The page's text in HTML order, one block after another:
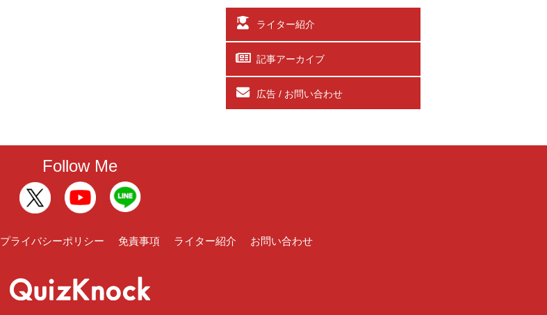
ライター紹介
記事アーカイブ
広告 / お問い合わせ
Follow Me
プライバシーポリシー 免責事項 ライター紹介 お問い合わせ